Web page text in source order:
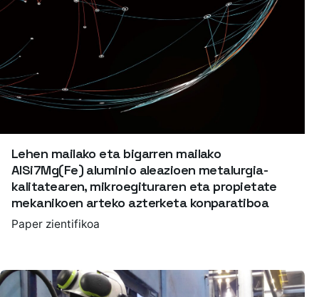
Lehen mailako eta bigarren mailako
AlSi7Mg(Fe) aluminio aleazioen metalurgia-
kalitatearen, mikroegituraren eta propietate
mekanikoen arteko azterketa konparatiboa
Paper zientifikoa